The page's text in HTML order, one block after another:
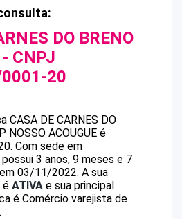
DO BRENO
- CNPJ
20
CASA DE CARNES DO
NOSSO ACOUGUE é
. Com sede em
possui 3 anos, 9 meses e 7
03/11/2022. A sua
é ATIVA e sua principal
é Comércio varejista de